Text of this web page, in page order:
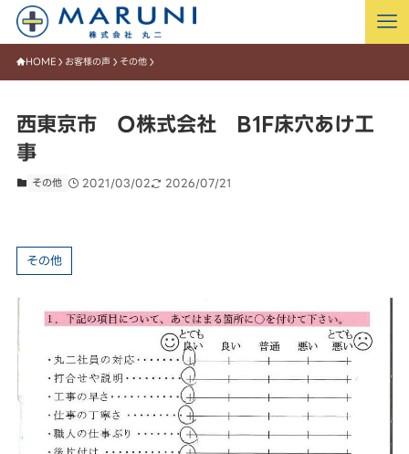
HOME お客様の声 その他
西東京市 O株式会社 B1F床穴あけ工
事
その他 2021/03/02 2026/07/21
その他